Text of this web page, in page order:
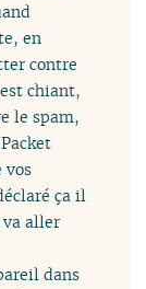
en
contre
chiant,
le spam,
vos
ça il
va aller
dans